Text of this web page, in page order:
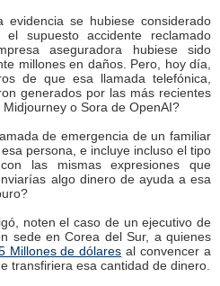
se hubiese considerado
supuesto accidente reclamado
aseguradora hubiese sido
millones en daños. Pero, hoy día,
de que esa llamada telefónica,
generados por las más recientes
o Sora de OpenAI?
de emergencia de un familiar
persona, e incluye incluso el tipo
las mismas expresiones que
algo dinero de ayuda a esa
noten el caso de un ejecutivo de
sede en Corea del Sur, a quienes
Millones de dólares al convencer a
transfiriera esa cantidad de dinero.